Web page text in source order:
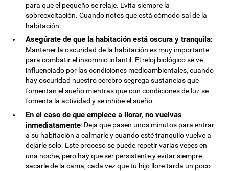
para que el pequeño se relaje. Evita siempre la
sobreexcitación. Cuando notes que está cómodo sal de la
habitación.
Asegúrate de que la habitación está oscura y tranquila:
Mantener la oscuridad de la habitación es muy importante
para combatir el insomnio infantil. El reloj biológico se ve
influenciado por las condiciones medioambientales, cuando
hay oscuridad nuestro cerebro segrega sustancias que
fomentan el sueño mientras que con condiciones de luz se
fomenta la actividad y se inhibe el sueño.
En el caso de que empiece a llorar, no vuelvas
inmediatamente: Deja que pasen unos minutos para entrar
a su habitación a calmarle y cuando esté tranquilo vuelve a
dejarle solo. Este proceso se puede repetir varias veces en
una noche, pero hay que ser persistente y evitar siempre
sacarle de la cama, cada vez que tu hijo llore tarda un poco